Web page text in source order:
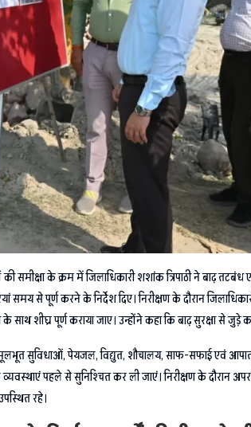
समीक्षा के क्रम में जिलाधिकारी शशांक त्रिपाठी ने बाढ़
समय से पूर्ण करने के निर्देश दिए। निरीक्षण के दौरान
शीघ्र पूर्ण कराया जाए। उन्होंने कहा कि बाढ़ सुरक्षा से जुड़े
सुविधाओं, पेयजल, विद्युत, शौचालय, साफ-सफाई एवं
पहले से सुनिश्चित कर ली जाएं। निरीक्षण के दौरान अपर
रहे।